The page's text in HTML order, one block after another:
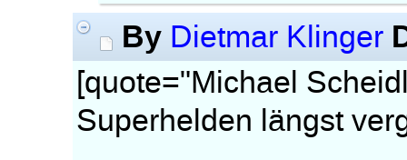
By Dietmar Klinger
[quote="Michael
Superhelden längst